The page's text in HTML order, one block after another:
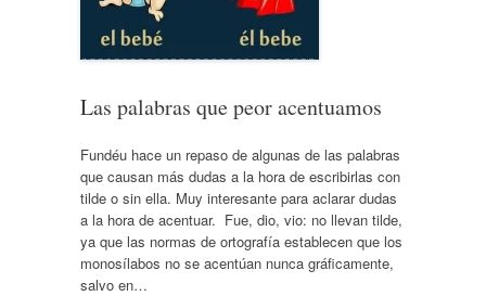
Las palabras que peor acentuamos
Fundéu hace un repaso de algunas de las palabras
que causan más dudas a la hora de escribirlas con
tilde o sin ella. Muy interesante para aclarar dudas
a la hora de acentuar. Fue, dio, vio: no llevan tilde,
ya que las normas de ortografía establecen que los
monosílabos no se acentúan nunca gráficamente,
salvo en…